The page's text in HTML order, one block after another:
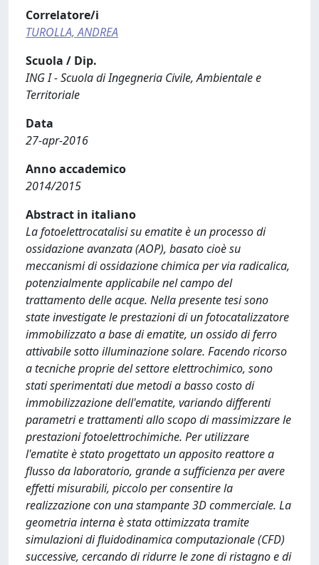
Correlatore/i
TUROLLA, ANDREA
Scuola / Dip.
ING I - Scuola di Ingegneria Civile, Ambientale e
Territoriale
Data
27-apr-2016
Anno accademico
2014/2015
Abstract in italiano
La fotoelettrocatalisi su ematite è un processo di
ossidazione avanzata (AOP), basato cioè su
meccanismi di ossidazione chimica per via radicalica,
potenzialmente applicabile nel campo del
trattamento delle acque. Nella presente tesi sono
state investigate le prestazioni di un fotocatalizzatore
immobilizzato a base di ematite, un ossido di ferro
attivabile sotto illuminazione solare. Facendo ricorso
a tecniche proprie del settore elettrochimico, sono
stati sperimentati due metodi a basso costo di
immobilizzazione dell'ematite, variando differenti
parametri e trattamenti allo scopo di massimizzare le
prestazioni fotoelettrochimiche. Per utilizzare
l'ematite è stato progettato un apposito reattore a
flusso da laboratorio, grande a sufficienza per avere
effetti misurabili, piccolo per consentire la
realizzazione con una stampante 3D commerciale. La
geometria interna è stata ottimizzata tramite
simulazioni di fluidodinamica computazionale (CFD)
successive, cercando di ridurre le zone di ristagno e di